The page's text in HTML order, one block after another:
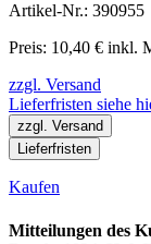
Artikel-Nr.: 390955
Preis: 10,40 € inkl.
zzgl. Versand
Lieferfristen siehe
zzgl. Versand
Lieferfristen
Kaufen
Mitteilungen des